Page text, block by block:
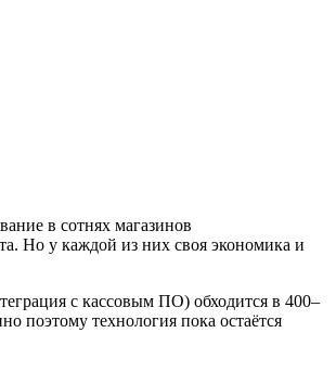
в сотнях магазинов
Но у каждой из них своя экономика и
с кассовым ПО) обходится в 400–
поэтому технология пока остаётся